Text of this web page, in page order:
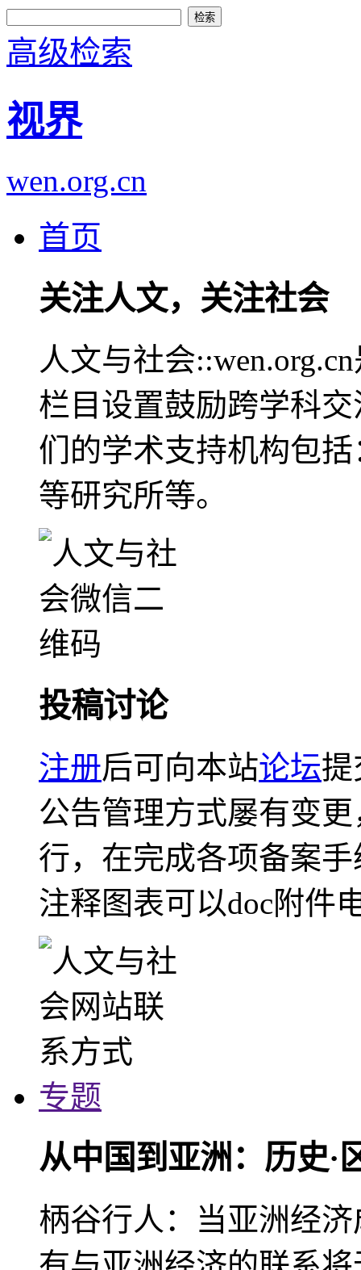
高级检索
视界
wen.org.cn
首页
关注人文，关注社会
人文与社会
栏目设置鼓励跨学科
们的学术支持机构包
等研究所等。
投稿讨论
注册后可向本站论坛提
公告管理方式屡有变
行，在完成各项备案
注释图表可以doc附件
专题
从中国到亚洲：历史·
柄谷行人：当亚洲经